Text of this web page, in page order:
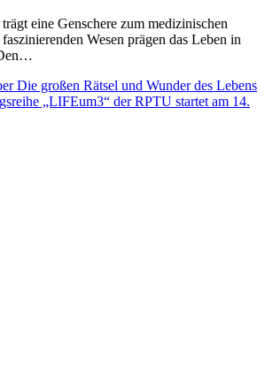
eine Genschere zum medizinischen
Wesen prägen das Leben in
Die großen Rätsel und Wunder des Lebens
„LIFEum3“ der RPTU startet am 14.